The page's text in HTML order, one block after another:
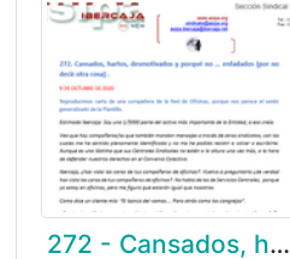
272 - Cansados, hartos, desmotivados y porqué no … enfadados (por no decir otra cosa)